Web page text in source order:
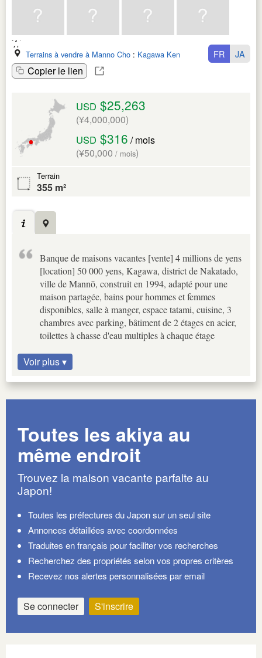
Terrains à vendre à Manno Cho : Kagawa Ken
Copier le lien
FR JA
USD $25,263
(¥4,000,000)
USD $316 / mois
(¥50,000 / mois)
Terrain
355 m²
Banque de maisons vacantes [vente] 4 millions de yens
[location] 50 000 yens, Kagawa, district de Nakatado,
ville de Mannō, construit en 1994, adapté pour une
maison partagée, bains pour hommes et femmes
disponibles, salle à manger, espace tatami, cuisine, 3
chambres avec parking, bâtiment de 2 étages en acier,
toilettes à chasse d'eau multiples à chaque étage
Voir plus ▾
Toutes les akiya au
même endroit
Trouvez la maison vacante parfaite au
Japon!
Toutes les préfectures du Japon sur un seul site
Annonces détaillées avec coordonnées
Traduites en français pour faciliter vos recherches
Recherchez des propriétés selon vos propres critères
Recevez nos alertes personnalisées par email
Se connecter S'inscrire